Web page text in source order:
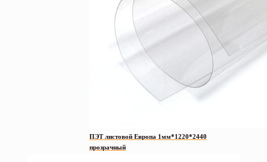
ПЭТ листовой Европа 1мм*1220*2440
прозрачный